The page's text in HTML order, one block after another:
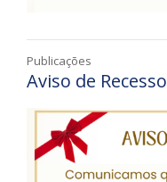
Publicações
Aviso de Recesso